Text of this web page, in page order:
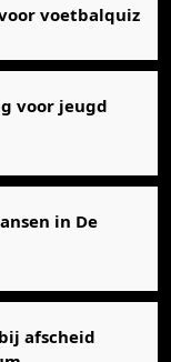
voetbalquiz
voor jeugd
in De
afscheid